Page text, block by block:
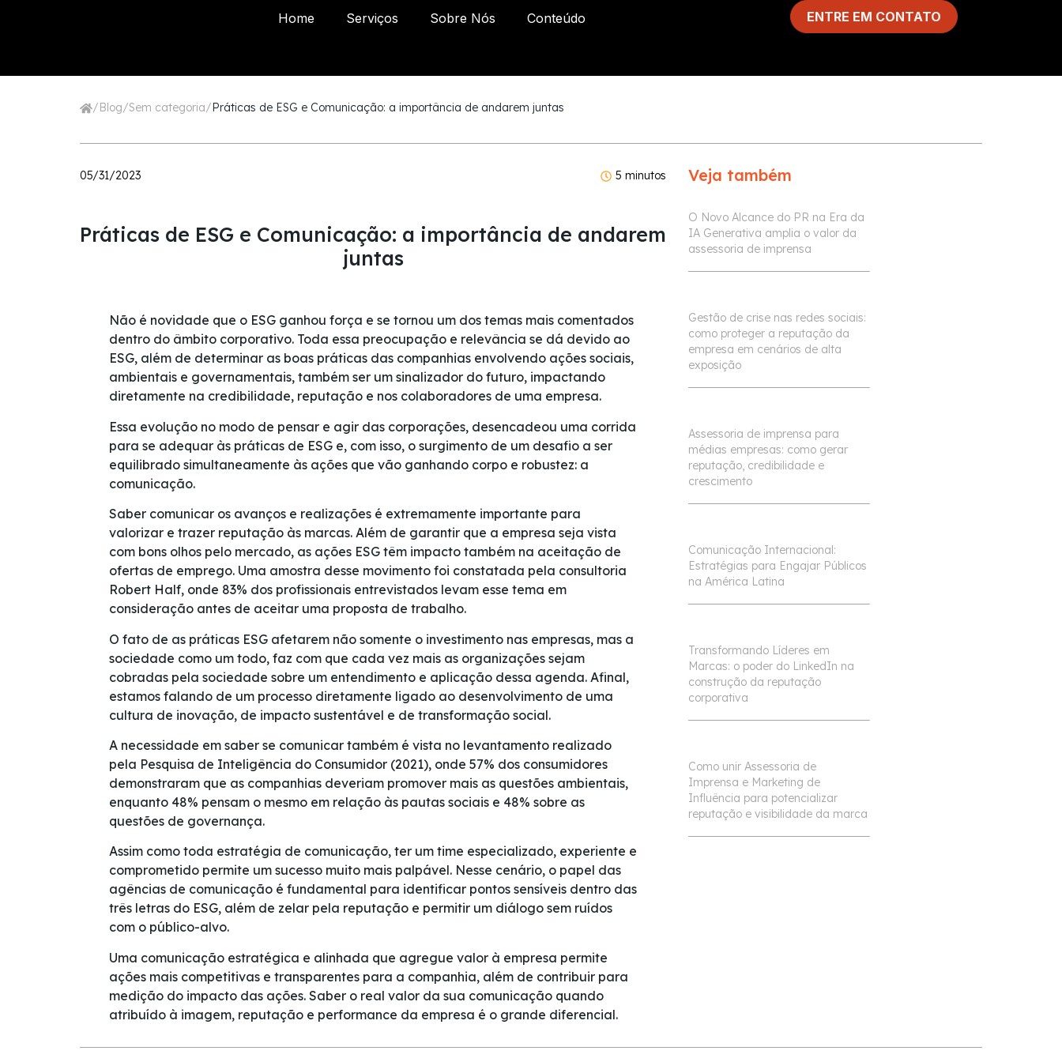
Home Serviços Sobre Nós Conteúdo ENTRE EM CONTATO
/Blog/Sem categoria/Práticas de ESG e Comunicação: a importância de andarem juntas
05/31/2023 5 minutos
Práticas de ESG e Comunicação: a importância de andarem
juntas
Não é novidade que o ESG ganhou força e se tornou um dos temas mais comentados
dentro do âmbito corporativo. Toda essa preocupação e relevância se dá devido ao
ESG, além de determinar as boas práticas das companhias envolvendo ações sociais,
ambientais e governamentais, também ser um sinalizador do futuro, impactando
diretamente na credibilidade, reputação e nos colaboradores de uma empresa.
Essa evolução no modo de pensar e agir das corporações, desencadeou uma corrida
para se adequar às práticas de ESG e, com isso, o surgimento de um desafio a ser
equilibrado simultaneamente às ações que vão ganhando corpo e robustez: a
comunicação.
Saber comunicar os avanços e realizações é extremamente importante para
valorizar e trazer reputação às marcas. Além de garantir que a empresa seja vista
com bons olhos pelo mercado, as ações ESG têm impacto também na aceitação de
ofertas de emprego. Uma amostra desse movimento foi constatada pela consultoria
Robert Half, onde 83% dos profissionais entrevistados levam esse tema em
consideração antes de aceitar uma proposta de trabalho.
O fato de as práticas ESG afetarem não somente o investimento nas empresas, mas a
sociedade como um todo, faz com que cada vez mais as organizações sejam
cobradas pela sociedade sobre um entendimento e aplicação dessa agenda. Afinal,
estamos falando de um processo diretamente ligado ao desenvolvimento de uma
cultura de inovação, de impacto sustentável e de transformação social.
A necessidade em saber se comunicar também é vista no levantamento realizado
pela Pesquisa de Inteligência do Consumidor (2021), onde 57% dos consumidores
demonstraram que as companhias deveriam promover mais as questões ambientais,
enquanto 48% pensam o mesmo em relação às pautas sociais e 48% sobre as
questões de governança.
Assim como toda estratégia de comunicação, ter um time especializado, experiente e
comprometido permite um sucesso muito mais palpável. Nesse cenário, o papel das
agências de comunicação é fundamental para identificar pontos sensíveis dentro das
três letras do ESG, além de zelar pela reputação e permitir um diálogo sem ruídos
com o público-alvo.
Uma comunicação estratégica e alinhada que agregue valor à empresa permite
ações mais competitivas e transparentes para a companhia, além de contribuir para
medição do impacto das ações. Saber o real valor da sua comunicação quando
atribuído à imagem, reputação e performance da empresa é o grande diferencial.
Veja também
O Novo Alcance do PR na Era da
IA Generativa amplia o valor da
assessoria de imprensa
Gestão de crise nas redes sociais:
como proteger a reputação da
empresa em cenários de alta
exposição
Assessoria de imprensa para
médias empresas: como gerar
reputação, credibilidade e
crescimento
Comunicação Internacional:
Estratégias para Engajar Públicos
na América Latina
Transformando Líderes em
Marcas: o poder do LinkedIn na
construção da reputação
corporativa
Como unir Assessoria de
Imprensa e Marketing de
Influência para potencializar
reputação e visibilidade da marca